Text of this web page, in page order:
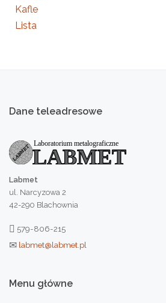
Kafle
Lista
Dane teleadresowe
Labmet
ul. Narcyzowa 2
42-290 Blachownia
579-806-215
labmet@labmet.pl
Menu główne